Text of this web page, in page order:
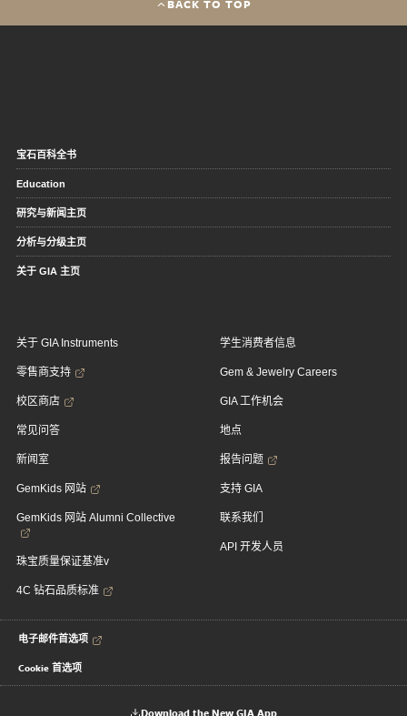
BACK TO TOP
宝石百科全书
Education
研究与新闻主页
分析与分级主页
关于 GIA 主页
关于 GIA Instruments
零售商支持
校区商店
常见问答
新闻室
GemKids 网站
GemKids 网站 Alumni Collective
珠宝质量保证基准v
4C 钻石品质标准
学生消费者信息
Gem & Jewelry Careers
GIA 工作机会
地点
报告问题
支持 GIA
联系我们
API 开发人员
电子邮件首选项
Cookie 首选项
Download the New GIA App